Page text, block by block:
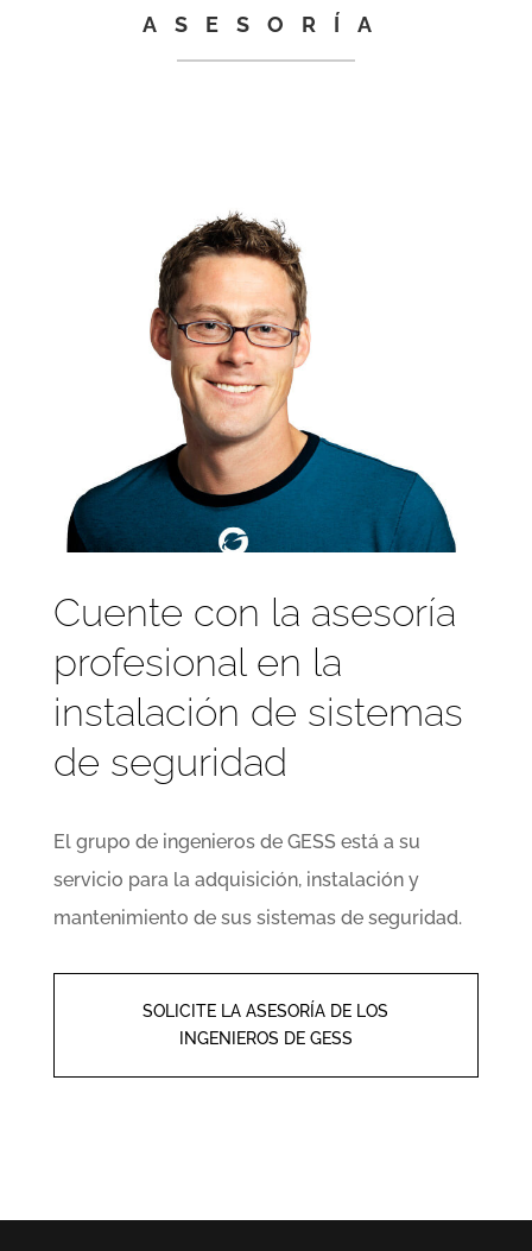
ASESORÍA
Cuente con la asesoría
profesional en la
instalación de sistemas
de seguridad
El grupo de ingenieros de GESS está a su
servicio para la adquisición, instalación y
mantenimiento de sus sistemas de seguridad.
SOLICITE LA ASESORÍA DE LOS
INGENIEROS DE GESS